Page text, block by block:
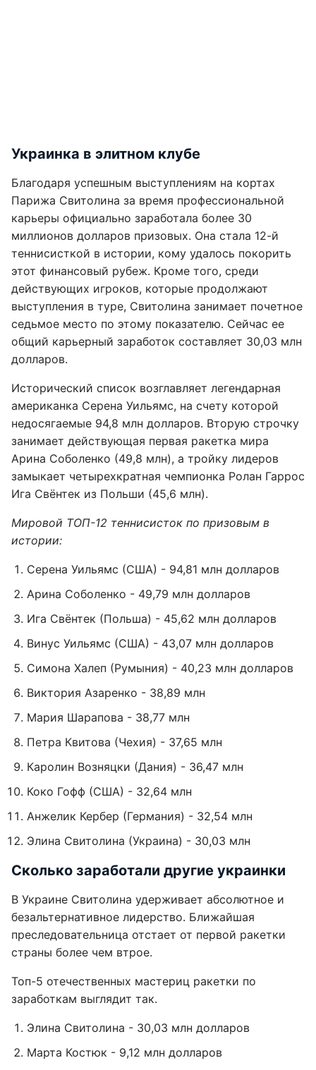
Украинка в элитном клубе
Благодаря успешным выступлениям на кортах
Парижа Свитолина за время профессиональной
карьеры официально заработала более 30
миллионов долларов призовых. Она стала 12-й
теннисисткой в истории, кому удалось покорить
этот финансовый рубеж. Кроме того, среди
действующих игроков, которые продолжают
выступления в туре, Свитолина занимает почетное
седьмое место по этому показателю. Сейчас ее
общий карьерный заработок составляет 30,03 млн
долларов.
Исторический список возглавляет легендарная
американка Серена Уильямс, на счету которой
недосягаемые 94,8 млн долларов. Вторую строчку
занимает действующая первая ракетка мира
Арина Соболенко (49,8 млн), а тройку лидеров
замыкает четырехкратная чемпионка Ролан Гаррос
Ига Свёнтек из Польши (45,6 млн).
Мировой ТОП-12 теннисисток по призовым в
истории:
Серена Уильямс (США) - 94,81 млн долларов
Арина Соболенко - 49,79 млн долларов
Ига Свёнтек (Польша) - 45,62 млн долларов
Винус Уильямс (США) - 43,07 млн долларов
Симона Халеп (Румыния) - 40,23 млн долларов
Виктория Азаренко - 38,89 млн
Мария Шарапова - 38,77 млн
Петра Квитова (Чехия) - 37,65 млн
Каролин Возняцки (Дания) - 36,47 млн
Коко Гофф (США) - 32,64 млн
Анжелик Кербер (Германия) - 32,54 млн
Элина Свитолина (Украина) - 30,03 млн
Сколько заработали другие украинки
В Украине Свитолина удерживает абсолютное и
безальтернативное лидерство. Ближайшая
преследовательница отстает от первой ракетки
страны более чем втрое.
Топ-5 отечественных мастериц ракетки по
заработкам выглядит так.
Элина Свитолина - 30,03 млн долларов
Марта Костюк - 9,12 млн долларов